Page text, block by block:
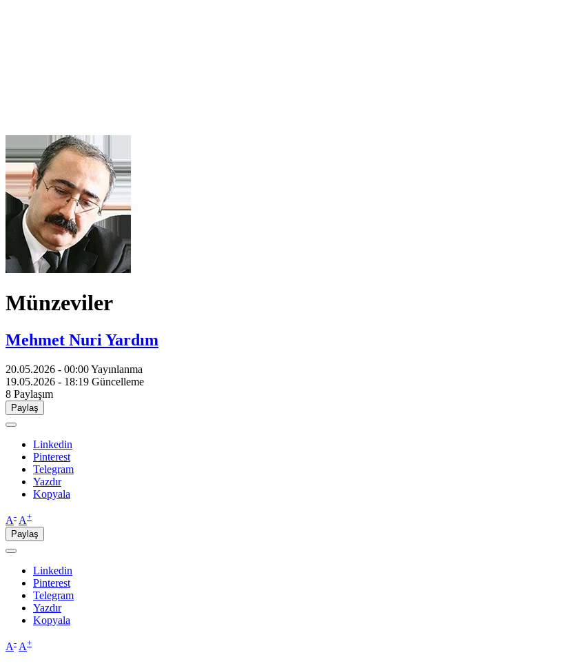
Münzeviler
Mehmet Nuri Yardım
20.05.2026 - 00:00Yayınlanma
19.05.2026 - 18:19 Güncelleme
8 Paylaşım
Paylaş
Linkedin
Pinterest
Telegram
Yazdır
Kopyala
A- A+
Paylaş
Linkedin
Pinterest
Telegram
Yazdır
Kopyala
A- A+